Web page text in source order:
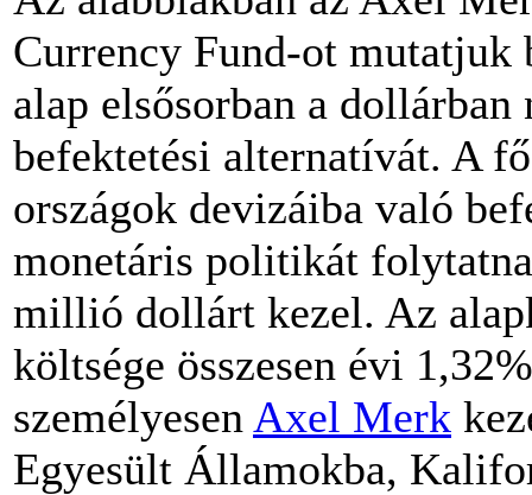
Currency Fund-ot
alap elsősorban a
befektetési alternatívát. A
országok devizáiba való
monetáris politikát
millió dollárt kezel. Az
költsége összesen évi
személyesen Axel Merk
Egyesült Államokba,